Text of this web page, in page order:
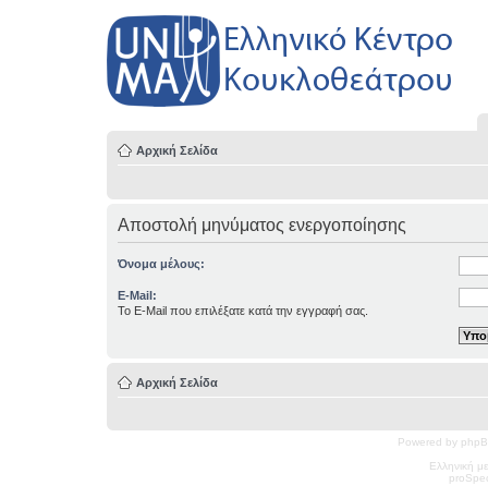
Αρχική Σελίδα
Αποστολή μηνύματος ενεργοποίησης
Όνομα μέλους:
E-Mail:
Το E-Mail που επιλέξατε κατά την εγγραφή σας.
Αρχική Σελίδα
Powered by
Ελληνική
pro